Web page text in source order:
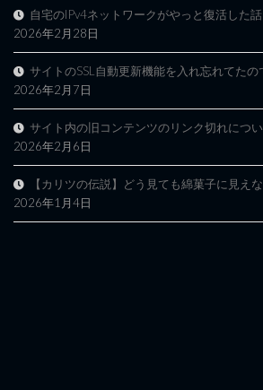
自宅のIPv4ネットワークがやっと復活した話
2026年2月28日
サイトのSSL自動更新機能を入れ忘れてたの
2026年2月7日
サイト内の旧コンテンツのリンク切れにつ
2026年2月6日
【カリツの伝説】どう見ても綿菓子に見え
2026年1月4日